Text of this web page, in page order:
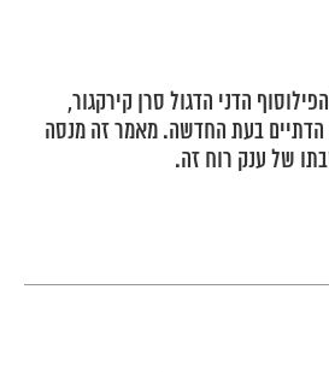
הדני הדגול סרן קירקגור,
הדתיים בעת החדשה. מאמר זה מנסה
של ענק רוח זה.